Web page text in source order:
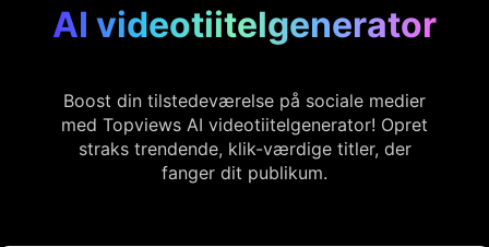
AI videotiitelgenerator
Boost din tilstedeværelse på sociale medier
med Topviews AI videotiitelgenerator! Opret
straks trendende, klik-værdige titler, der
fanger dit publikum.